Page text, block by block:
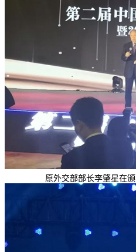
原外交部部长李肇星在